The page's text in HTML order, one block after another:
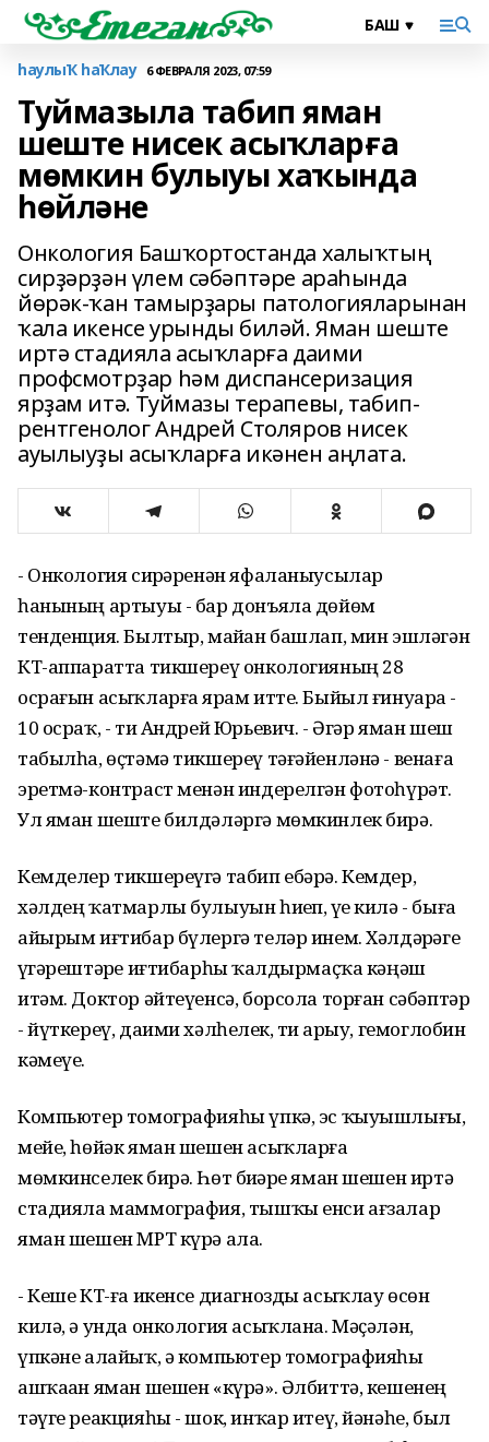
һаулыҠ һаҠлау 6 ФЕВРАЛЯ 2023, 07:59
Туймазыла табип яман
шеште нисек асыҡларға
мөмкин булыуы хаҡында
һөйләне
Онкология Башҡортостанда халыҡтың
сирҙәрҙән үлем сәбәптәре араһында
йөрәк-ҡан тамырҙары патологияларынан
ҡала икенсе урынды биләй. Яман шеште
иртә стадияла асыҡларға даими
профсмотрҙар һәм диспансеризация
ярҙам итә. Туймазы терапевы, табип-
рентгенолог Андрей Столяров нисек
ауылыуҙы асыҡларға икәнен аңлата.
- Онкология сирҙәренән яфаланыусылар
һанының артыуы - бар донъяла дөйөм
тенденция. Былтыр, майҙан башлап, мин эшләгән
КТ-аппаратта тикшереү онкологияның 28
осрағын асыҡларға ярҙам итте. Быйыл ғинуарҙа -
10 осраҡ, - ти Андрей Юрьевич. - Әгәр яман шеш
табылһа, өҫтәмә тикшереү тәғәйенләнә - венаға
эретмә-контраст менән индерелгән фотоһүрәт.
Ул яман шеште билдәләргә мөмкинлек бирә.
Кемделер тикшереүгә табип ебәрә. Кемдер,
хәлдең ҡатмарлы булыуын һиҙеп, үҙе килә - быға
айырым иғтибар бүлергә теләр инем. Хәлдәрҙәге
үҙгәрештәрҙе иғтибарһыҙ ҡалдырмаҫҡа кәңәш
итәм. Доктор әйтеүенсә, борсола торған сәбәптәр
- йүткереү, даими хәлһеҙлек, тиҙ арыу, гемоглобин
кәмеүе.
Компьютер томографияһы үпкә, эс ҡыуышлығы,
мейе, һөйәк яман шешен асыҡларға
мөмкинселек бирә. Һөт биҙҙәре яман шешен иртә
стадияла маммография, тышҡы енси ағзалар
яман шешен МРТ күрә ала.
- Кеше КТ-ға икенсе диагнозды асыҡлау өсөн
килә, ә унда онкология асыҡлана. Мәҫәлән,
үпкәне алайыҡ, ә компьютер томографияһы
ашҡаҙан яман шешен «күрә». Әлбиттә, кешенең
тәүге реакцияһы - шок, инҡар итеү, йәнәһе, был